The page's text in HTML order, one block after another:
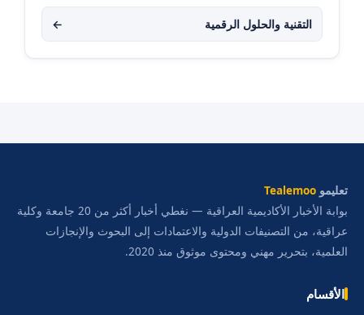
التقنية والحلول الرقمية ←
تعليمو Tealemoo
بوابة الأخبار الأكاديمية العراقية — نغطي أخبار أكثر من 20 جامعة وكلية
عراقية، من التصنيفات الدولية والاعتمادات إلى البحوث والإنجازات
العلمية، بتحرير مهني ومحتوى موثوق منذ 2020.
الأقسام